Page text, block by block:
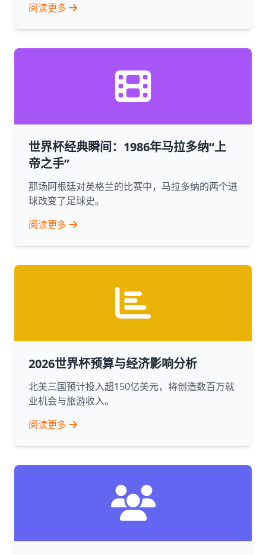
阅读更多
世界杯经典瞬间：1986年马拉多纳“上
帝之手”
那场阿根廷对英格兰的比赛中，马拉多纳的两个进
球改变了足球史。
阅读更多
2026世界杯预算与经济影响分析
北美三国预计投入超150亿美元，将创造数百万就
业机会与旅游收入。
阅读更多